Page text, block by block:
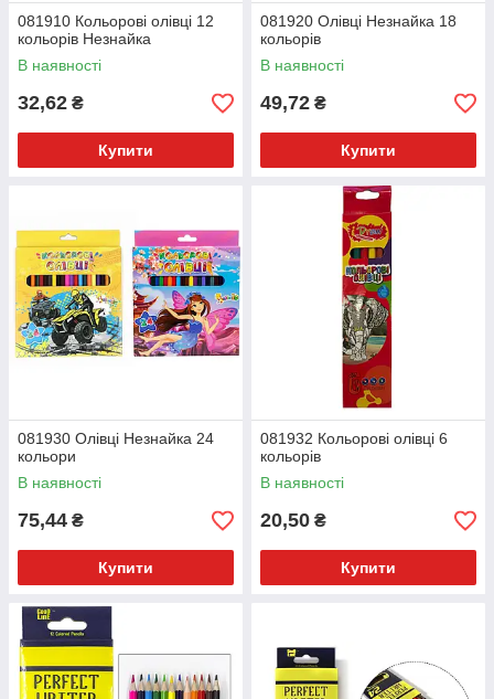
081910 Кольорові олівці 12
кольорів Незнайка
В наявності
32,62 ₴
Купити
081920 Олівці Незнайка 18
кольорів
В наявності
49,72 ₴
Купити
081930 Олівці Незнайка 24
кольори
В наявності
75,44 ₴
Купити
081932 Кольорові олівці 6
кольорів
В наявності
20,50 ₴
Купити